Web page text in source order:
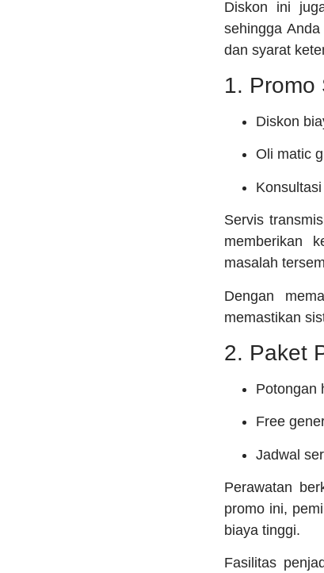
Diskon ini
sehingga
dan syarat
1. Promo
Diskon
Oli matic
Servis
memberikan
masalah
Dengan
memastikan
2. Paket
Potongan
Free
Jadwal
Perawatan
promo ini,
biaya tinggi.
Fasilitas